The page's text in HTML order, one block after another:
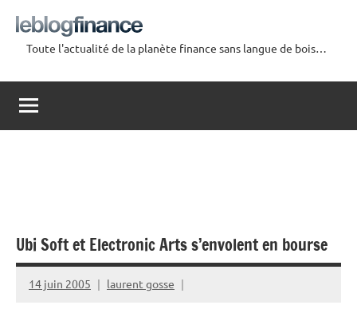
contenu
Blog
Finance
Toute l'actualité de la planète finance sans langue de bois…
Ubi Soft et Electronic Arts s’envolent en bourse
14 juin 2005 laurent gosse